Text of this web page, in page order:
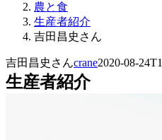
農と食
生産者紹介
吉田昌史さん
吉田昌史さんcrane2020-08-
生産者紹介